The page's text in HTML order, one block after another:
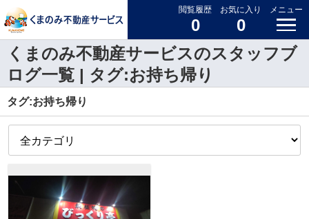
閲覧履歴
0
お気に入り
0
メニュー
くまのみ不動産サービスのスタッフブ
ログ一覧 | タグ:お持ち帰り
タグ:お持ち帰り